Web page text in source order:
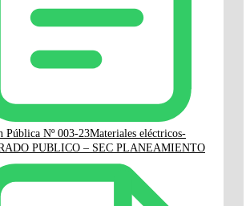
Pública Nº 003-23Materiales eléctricos-
PUBLICO – SEC PLANEAMIENTO